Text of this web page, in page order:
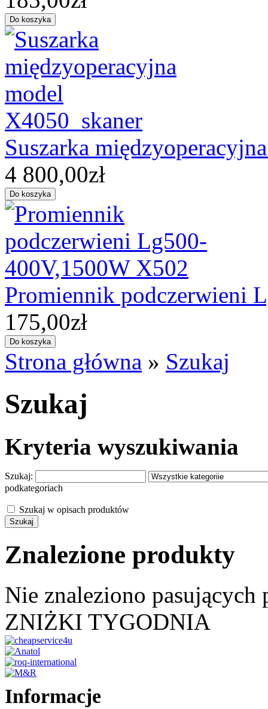
Suszarka
4 800,00zł
Promiennik podczerwieni
175,00zł
Strona główna » Szukaj
Szukaj
Kryteria wyszukiwania
Szukaj:
podkategoriach
Szukaj w opisach produktów
Znalezione produkty
Nie znaleziono pasujących
ZNIŻKI TYGODNIA
Informacje